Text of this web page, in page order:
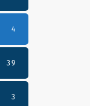
4
39
3